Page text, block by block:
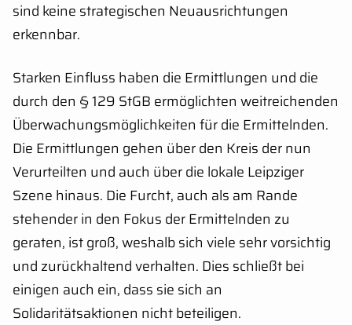
sind keine strategischen Neuausrichtungen
erkennbar.
Starken Einfluss haben die Ermittlungen und die
durch den § 129 StGB ermöglichten weitreichenden
Überwachungsmöglichkeiten für die Ermittelnden.
Die Ermittlungen gehen über den Kreis der nun
Verurteilten und auch über die lokale Leipziger
Szene hinaus. Die Furcht, auch als am Rande
stehender in den Fokus der Ermittelnden zu
geraten, ist groß, weshalb sich viele sehr vorsichtig
und zurückhaltend verhalten. Dies schließt bei
einigen auch ein, dass sie sich an
Solidaritätsaktionen nicht beteiligen.